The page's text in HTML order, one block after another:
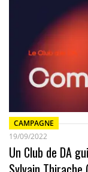
CAMPAGNE
19/09/2022
Un Club de DA